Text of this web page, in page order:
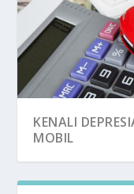
KENALI
MOBIL